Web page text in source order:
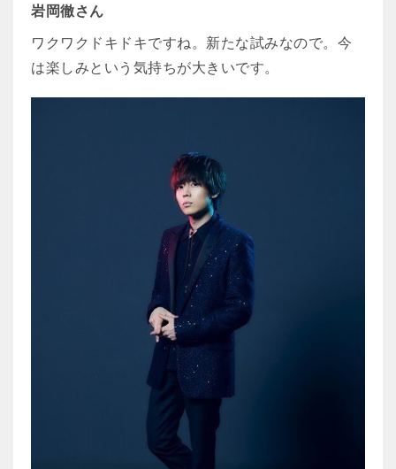
岩岡徹さん
ワクワクドキドキですね。新たな試みなので。今
は楽しみという気持ちが大きいです。